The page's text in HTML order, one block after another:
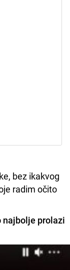
bez ikakvog
radim očito
prolazi